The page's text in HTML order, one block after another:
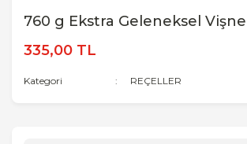
760 g Ekstra Geleneksel
335,00 TL
Kategori REÇELLER